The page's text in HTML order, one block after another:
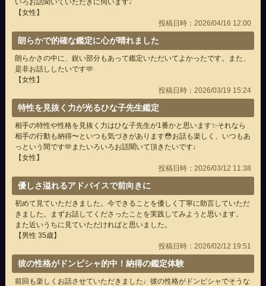
いろお話聞いていただきに伺います♩
【女性】
投稿日時：2026/04/16 12:00
朗らかで的確な鑑定に心が晴れました
朗らかさの中に、鋭い部分もあって鑑定いただいてよかったです。また、
是非お話ししたいです🫶
【女性】
投稿日時：2026/03/19 15:24
特性を見抜く力が光るひな子先生鑑定
相手の特性や性格を見抜く力はひな子先生が1番かと思います✨それなら
相手の行動も納得〜といつも気づきがあります😳お話も楽しく、いつもあ
っという間です🫶またいろいろお話聞いて頂きたいです♩
【女性】
投稿日時：2026/03/12 11:38
優しさ溢れるアドバイスで前向きに
初めて見ていただきました。今できることを優しく丁寧に助言していただ
きました。まずお話してくださったことを実践してみようと思います。
また近いうちに見ていただければと思いました。
【男性 35歳】
投稿日時：2026/02/12 19:51
彼の性格がドンピシャ的中！納得の鑑定体験
前回も楽しくお話させていただきました♩彼の性格がドンピシャでそうな